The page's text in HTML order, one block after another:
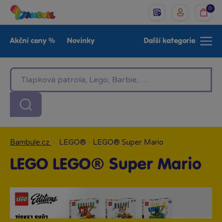
0
Akční ceny % Novinky
LEGO®
Baby Značky
Další kategorie
Bambule.cz · LEGO® · LEGO® Super Mario
LEGO LEGO® Super Mario